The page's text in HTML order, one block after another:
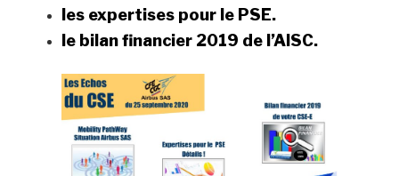
les expertises pour le PSE.
le bilan financier 2019 de l’AISC.